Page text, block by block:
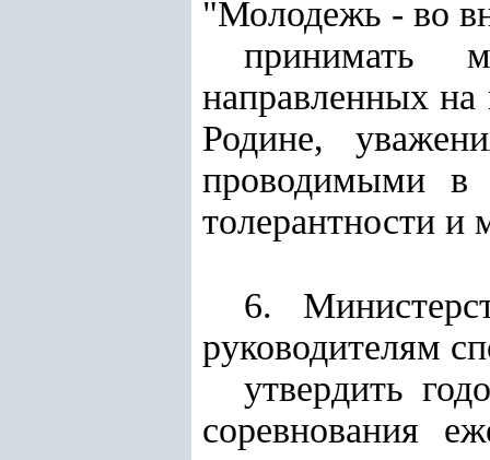
"Молодежь - во
принимать
направленных
Родине,
проводимыми в
толерантности и
6.
руководителям
утвердить
соревнования